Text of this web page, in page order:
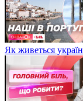
Як живеться